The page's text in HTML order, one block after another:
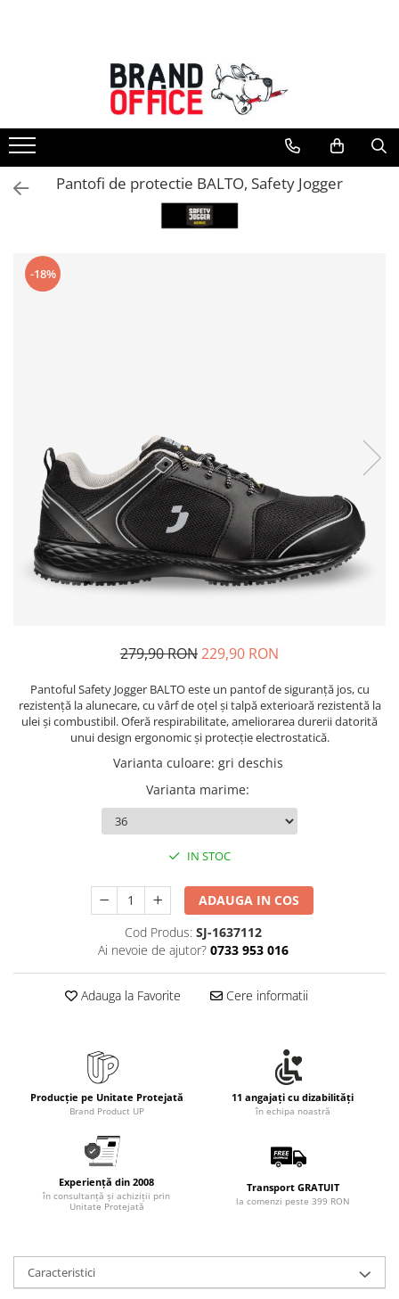
Unitate Protejata - PRODUCTIE
Hartie copiator si produse
tipografice
Produse consumabile din hartie
Detergenti si dezinfectanti
Agende, calendare si organizatoare
Capsatoare, capse si perforatoare
Caiete si blocnotesuri
Dosare, folii protectie si mape
Accesorii diverse pentru birou
Etichetare si ambalare
Arhivare si depozitare
Pixuri cu gel
Stilouri
Seturi de scris Premium
Instrumente de scris eco
Creioane mecanice si grafit
Carioci si creioane colorate
Tavite documente si suporturi
Ascutitori, radiere, agrafe
Foarfece pentru birou
Produse Antibacteriene
Articole pentru baie
Articole pentru bucatarie
Maturi, mopuri si galeti
Hartie igienica, prosoape hartie si
dispensere
Articole pentru rufe, casa,
Articole pentru birou, suprafete,
pardoseli
Pantofi de protectie BALTO, Safety Jogger
-18%
279,90 RON229,90 RON
Pantoful Safety Jogger BALTO este un pantof de siguranță jos, cu
rezistență la alunecare, cu vârf de oțel și talpă exterioară rezistentă la
ulei și combustibil. Oferă respirabilitate, ameliorarea durerii datorită
unui design ergonomic și protecție electrostatică.
Varianta culoare: gri deschis
Varianta marime:
IN STOC
ADAUGA IN COS
Cod Produs: SJ-1637112
Ai nevoie de ajutor? 0733 953 016
Adauga la Favorite Cere informatii
Producție pe Unitate Protejată
Brand Product UP
11 angajați cu dizabilități
în echipa noastră
Experiență din 2008
în consultanță și achiziții prin
Unitate Protejată
Transport GRATUIT
la comenzi peste 399 RON
Caracteristici